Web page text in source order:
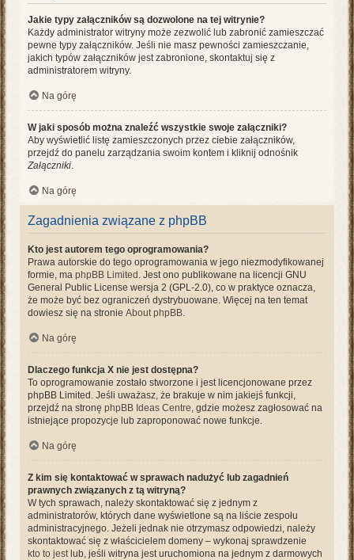
Jakie typy załączników są dozwolone na tej witrynie?
Każdy administrator witryny może zezwolić lub zabronić zamieszczać
pewne typy załączników. Jeśli nie masz pewności zamieszczanie,
jakich typów załączników jest zabronione, skontaktuj się z
administratorem witryny.
Na górę
W jaki sposób można znaleźć wszystkie swoje załączniki?
Aby wyświetlić listę zamieszczonych przez ciebie załączników,
przejdź do panelu zarządzania swoim kontem i kliknij odnośnik
Załączniki.
Na górę
Zagadnienia związane z phpBB
Kto jest autorem tego oprogramowania?
Prawa autorskie do tego oprogramowania w jego niezmodyfikowanej
formie, ma phpBB Limited . Jest ono publikowane na licencji GNU
General Public License wersja 2 (GPL-2.0), co w praktyce oznacza,
że może być bez ograniczeń dystrybuowane. Więcej na ten temat
dowiesz się na stronie About phpBB.
Na górę
Dlaczego funkcja X nie jest dostępna?
To oprogramowanie zostało stworzone i jest licencjonowane przez
phpBB Limited. Jeśli uważasz, że brakuje w nim jakiejś funkcji,
przejdź na stronę phpBB Ideas Centre, gdzie możesz zagłosować na
istniejące propozycje lub zaproponować nowe funkcje.
Na górę
Z kim się kontaktować w sprawach nadużyć lub zagadnień
prawnych związanych z tą witryną?
W tych sprawach, należy skontaktować się z jednym z
administratorów, których dane wyświetlone są na liście zespołu
administracyjnego. Jeżeli jednak nie otrzymasz odpowiedzi, należy
skontaktować się z właścicielem domeny – wykonaj sprawdzenie
kto to jestlub, jeśli witryna jest uruchomiona na jednym z darmowych